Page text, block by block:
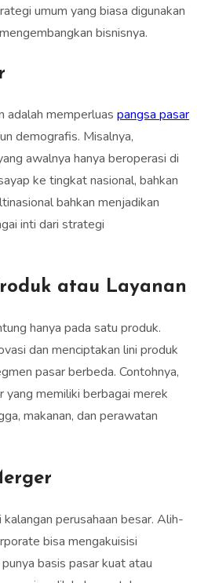
umum yang biasa digunakan
bisnisnya.
adalah memperluas pangsa pasar
demografis. Misalnya,
awalnya hanya beroperasi di
ke tingkat nasional, bahkan
bahkan menjadikan
inti dari strategi
atau Layanan
hanya pada satu produk.
dan menciptakan lini produk
pasar berbeda. Contohnya,
memiliki berbagai merek
makanan, dan perawatan
perusahaan besar. Alih-
bisa mengakuisisi
basis pasar kuat atau